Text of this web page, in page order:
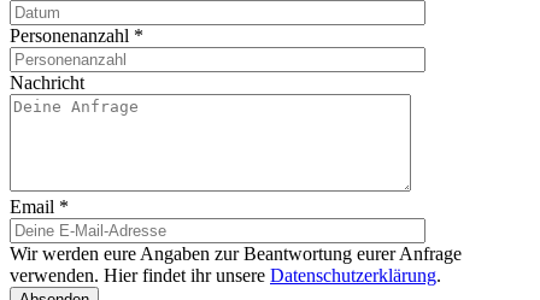
Personenanzahl *
Nachricht
Email *
Wir werden eure Angaben zur Beantwortung eurer Anfrage
verwenden. Hier findet ihr unsere Datenschutzerklärung.